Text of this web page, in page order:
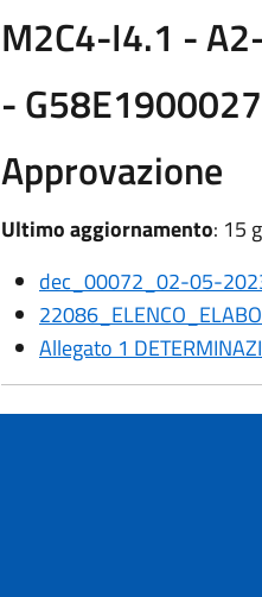
M2C4-I4.1 -
-
Approvazione
Ultimo aggiornamento: 15
dec_00072_02-05-
Allegato 1